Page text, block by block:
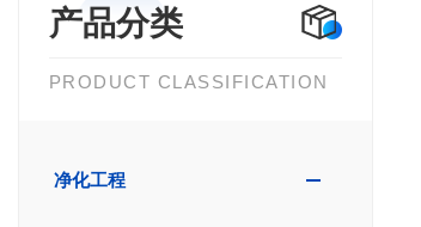
产品分类
PRODUCT CLASSIFICATION
净化工程